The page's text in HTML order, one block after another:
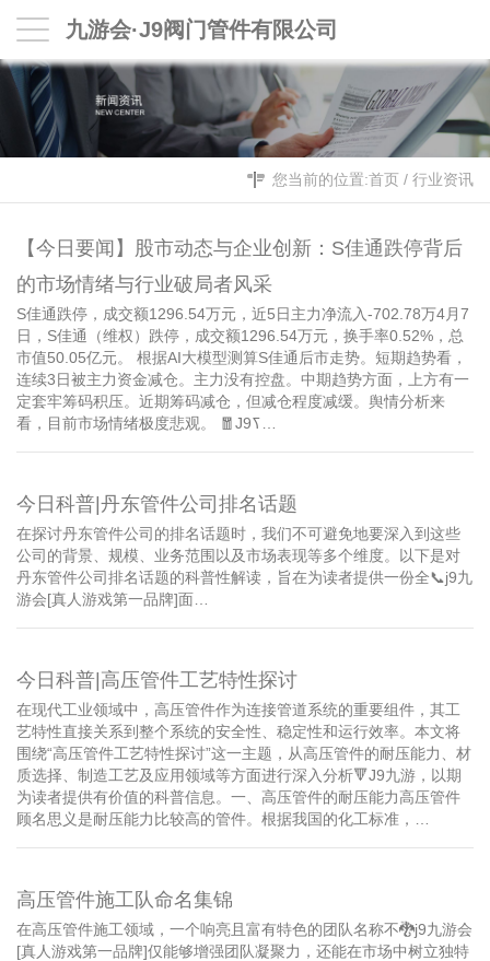
九游会·J9阀门管件有限公司
您当前的位置:首页 / 行业资讯
【今日要闻】股市动态与企业创新：S佳通跌停背后
的市场情绪与行业破局者风采
S佳通跌停，成交额1296.54万元，近5日主力净流入-702.78万4月7
日，S佳通（维权）跌停，成交额1296.54万元，换手率0.52%，总
市值50.05亿元。 根据AI大模型测算S佳通后市走势。短期趋势看，
连续3日被主力资金减仓。主力没有控盘。中期趋势方面，上方有一
定套牢筹码积压。近期筹码减仓，但减仓程度减缓。舆情分析来
今日科普|丹东管件公司排名话题
在探讨丹东管件公司的排名话题时，我们不可避免地要深入到这些
公司的背景、规模、业务范围以及市场表现等多个维度。以下是对
丹东管件公司排名话题的科普性解读，旨在为读者提供一份全📞j9九
游会[真人游戏第一品牌]面…
今日科普|高压管件工艺特性探讨
在现代工业领域中，高压管件作为连接管道系统的重要组件，其工
艺特性直接关系到整个系统的安全性、稳定性和运行效率。本文将
围绕“高压管件工艺特性探讨”这一主题，从高压管件的耐压能力、材
质选择、制造工艺及应用领域等方面进行深入分析🔻J9九游，以期
为读者提供有价值的科普信息。一、高压管件的耐压能力高压管件
顾名思义是耐压能力比较高的管件。根据我国的化工标准，…
高压管件施工队命名集锦
在高压管件施工领域，一个响亮且富有特色的团队名称不🐉j9九游会
[真人游戏第一品牌]仅能够增强团队凝聚力，还能在市场中树立独特